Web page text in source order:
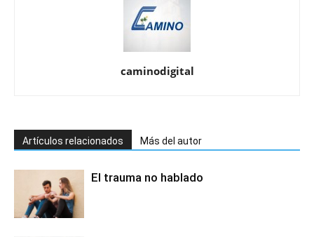
caminodigital
Artículos relacionados Más del autor
El trauma no hablado